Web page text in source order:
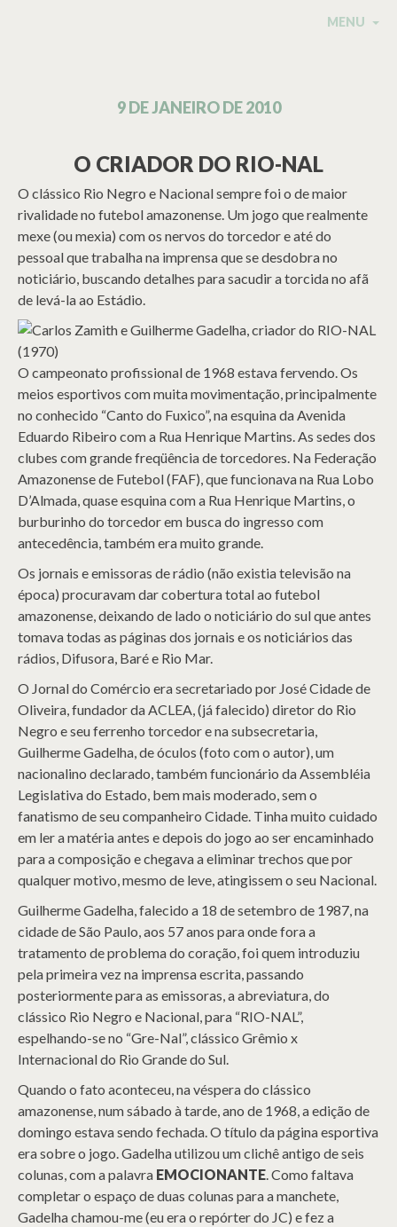
MENU
9 DE JANEIRO DE 2010
O CRIADOR DO RIO-NAL
O clássico Rio Negro e Nacional sempre foi o de maior
rivalidade no futebol amazonense. Um jogo que realmente
mexe (ou mexia) com os nervos do torcedor e até do
pessoal que trabalha na imprensa que se desdobra no
noticiário, buscando detalhes para sacudir a torcida no afã
de levá-la ao Estádio.
O campeonato profissional de 1968 estava fervendo. Os
meios esportivos com muita movimentação, principalmente
no conhecido “Canto do Fuxico”, na esquina da Avenida
Eduardo Ribeiro com a Rua Henrique Martins. As sedes dos
clubes com grande freqüência de torcedores. Na Federação
Amazonense de Futebol (FAF), que funcionava na Rua Lobo
D’Almada, quase esquina com a Rua Henrique Martins, o
burburinho do torcedor em busca do ingresso com
antecedência, também era muito grande.
Os jornais e emissoras de rádio (não existia televisão na
época) procuravam dar cobertura total ao futebol
amazonense, deixando de lado o noticiário do sul que antes
tomava todas as páginas dos jornais e os noticiários das
rádios, Difusora, Baré e Rio Mar.
O Jornal do Comércio era secretariado por José Cidade de
Oliveira, fundador da ACLEA, (já falecido) diretor do Rio
Negro e seu ferrenho torcedor e na subsecretaria,
Guilherme Gadelha, de óculos (foto com o autor), um
nacionalino declarado, também funcionário da Assembléia
Legislativa do Estado, bem mais moderado, sem o
fanatismo de seu companheiro Cidade. Tinha muito cuidado
em ler a matéria antes e depois do jogo ao ser encaminhado
para a composição e chegava a eliminar trechos que por
qualquer motivo, mesmo de leve, atingissem o seu Nacional.
Guilherme Gadelha, falecido a 18 de setembro de 1987, na
cidade de São Paulo, aos 57 anos para onde fora a
tratamento de problema do coração, foi quem introduziu
pela primeira vez na imprensa escrita, passando
posteriormente para as emissoras, a abreviatura, do
clássico Rio Negro e Nacional, para “RIO-NAL”,
espelhando-se no “Gre-Nal”, clássico Grêmio x
Internacional do Rio Grande do Sul.
Quando o fato aconteceu, na véspera do clássico
amazonense, num sábado à tarde, ano de 1968, a edição de
domingo estava sendo fechada. O título da página esportiva
era sobre o jogo. Gadelha utilizou um clichê antigo de seis
colunas, com a palavra EMOCIONANTE. Como faltava
completar o espaço de duas colunas para a manchete,
Gadelha chamou-me (eu era o repórter do JC) e fez a